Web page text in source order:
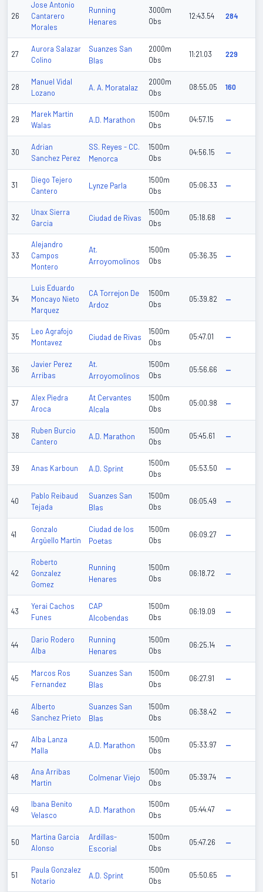
26
Jose Antonio
Cantarero
Morales
Running
Henares
3000m
Obs
12:43.54 284
27
Aurora Salazar
Colino
Suanzes San
Blas
2000m
Obs
11:21.03 229
28
Manuel Vidal
Lozano
A. A. Moratalaz
2000m
Obs
08:55.05 160
29
Marek Martin
Walas
A.D. Marathon
1500m
Obs
04:57.15 —
30
Adrian
Sanchez Perez
SS. Reyes - CC.
Menorca
1500m
Obs
04:56.15 —
31
Diego Tejero
Cantero
Lynze Parla
1500m
Obs
05:06.33 —
32
Unax Sierra
Garcia
Ciudad de Rivas
1500m
Obs
05:18.68 —
33
Alejandro
Campos
Montero
At.
Arroyomolinos
1500m
Obs
05:36.35 —
34
Luis Eduardo
Moncayo Nieto
Marquez
CA Torrejon De
Ardoz
1500m
Obs
05:39.82 —
35
Leo Agrafojo
Montavez
Ciudad de Rivas
1500m
Obs
05:47.01 —
36
Javier Perez
Arribas
At.
Arroyomolinos
1500m
Obs
05:56.66 —
37
Alex Piedra
Aroca
At Cervantes
Alcala
1500m
Obs
05:00.98 —
38
Ruben Burcio
Cantero
A.D. Marathon
1500m
Obs
05:45.61 —
39 Anas Karboun A.D. Sprint
1500m
Obs
05:53.50 —
40
Pablo Reibaud
Tejada
Suanzes San
Blas
1500m
Obs
06:05.49 —
41
Gonzalo
Argüello Martin
Ciudad de los
Poetas
1500m
Obs
06:09.27 —
42
Roberto
Gonzalez
Gomez
Running
Henares
1500m
Obs
06:18.72 —
43
Yerai Cachos
Funes
CAP
Alcobendas
1500m
Obs
06:19.09 —
44
Dario Rodero
Alba
Running
Henares
1500m
Obs
06:25.14 —
45
Marcos Ros
Fernandez
Suanzes San
Blas
1500m
Obs
06:27.91 —
46
Alberto
Sanchez Prieto
Suanzes San
Blas
1500m
Obs
06:38.42 —
47
Alba Lanza
Malla
A.D. Marathon
1500m
Obs
05:33.97 —
48
Ana Arribas
Martin
Colmenar Viejo
1500m
Obs
05:39.74 —
49
Ibana Benito
Velasco
A.D. Marathon
1500m
Obs
05:44.47 —
50
Martina Garcia
Alonso
Ardillas-
Escorial
1500m
Obs
05:47.26 —
51
Paula Gonzalez
Notario
A.D. Sprint
1500m
Obs
05:50.65 —